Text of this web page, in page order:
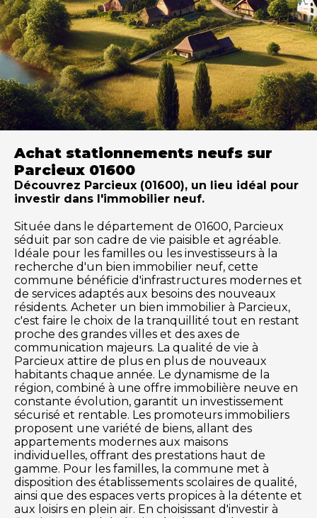
Achat stationnements neufs sur
Parcieux 01600
Découvrez Parcieux (01600), un lieu idéal pour
investir dans l'immobilier neuf.
Située dans le département de 01600, Parcieux
séduit par son cadre de vie paisible et agréable.
Idéale pour les familles ou les investisseurs à la
recherche d'un bien immobilier neuf, cette
commune bénéficie d'infrastructures modernes et
de services adaptés aux besoins des nouveaux
résidents. Acheter un bien immobilier à Parcieux,
c'est faire le choix de la tranquillité tout en restant
proche des grandes villes et des axes de
communication majeurs. La qualité de vie à
Parcieux attire de plus en plus de nouveaux
habitants chaque année. Le dynamisme de la
région, combiné à une offre immobilière neuve en
constante évolution, garantit un investissement
sécurisé et rentable. Les promoteurs immobiliers
proposent une variété de biens, allant des
appartements modernes aux maisons
individuelles, offrant des prestations haut de
gamme. Pour les familles, la commune met à
disposition des établissements scolaires de qualité,
ainsi que des espaces verts propices à la détente et
aux loisirs en plein air. En choisissant d'investir à